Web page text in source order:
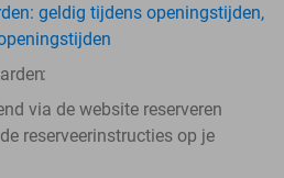
geldig tijdens openingstijden,
:
via de website reserveren
reserveerinstructies op je